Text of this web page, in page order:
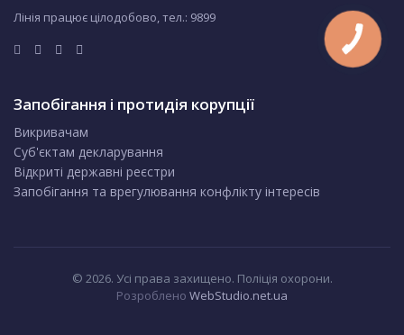
Лінія працює цілодобово, тел.: 9899
Запобігання і протидія корупції
Викривачам
Суб'єктам декларування
Відкриті державні реєстри
Запобігання та врегулювання конфлікту інтересів
© 2026. Усі права захищено. Поліція охорони.
Розроблено WebStudio.net.ua